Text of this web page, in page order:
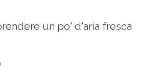
un po' d'aria fresca